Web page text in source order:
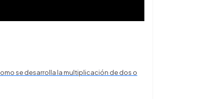
se desarrolla la multiplicación de dos o